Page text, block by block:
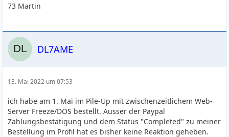
73 Martin
DL7AME
13. Mai 2022 um 07:53
ich habe am 1. Mai im Pile-Up mit zwischenzeitlichem Web-
Server Freeze/DOS bestellt. Ausser der Paypal
Zahlungsbestätigung und dem Status "Completed" zu meiner
Bestellung im Profil hat es bisher keine Reaktion geheben.